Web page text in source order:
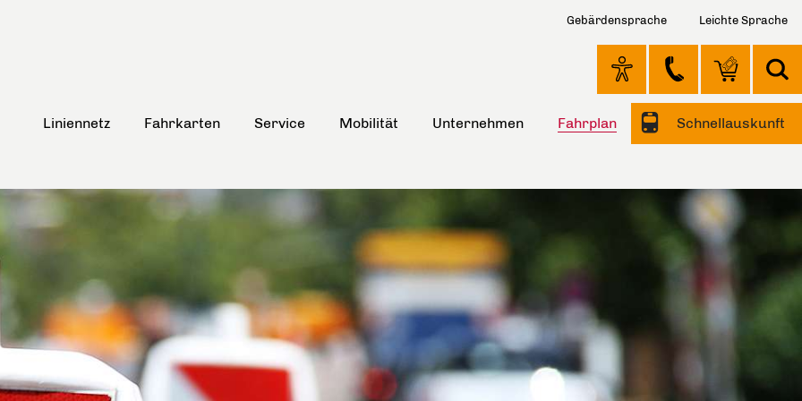
Gebärdensprache Leichte Sprache
Liniennetz Fahrkarten Service Mobilität Unternehmen Fahrplan Schnellauskunft